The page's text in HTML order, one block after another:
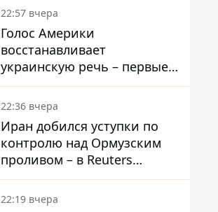
22:57 вчера
Голос Америки
восстанавливает
украинскую речь – первые
эфиры ожидаются на
следующей неделе
22:36 вчера
Иран добился уступки по
контролю над Ормузским
проливом – в Reuters
раскрыли детали
22:19 вчера